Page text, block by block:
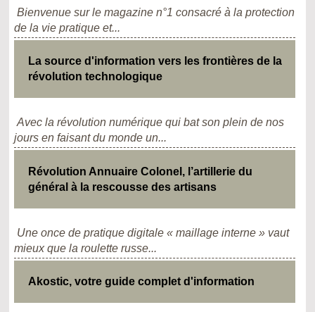
Bienvenue sur le magazine n°1 consacré à la protection
de la vie pratique et...
La source d'information vers les frontières de la
révolution technologique
Avec la révolution numérique qui bat son plein de nos
jours en faisant du monde un...
Révolution Annuaire Colonel, l’artillerie du
général à la rescousse des artisans
Une once de pratique digitale « maillage interne » vaut
mieux que la roulette russe...
Akostic, votre guide complet d'information